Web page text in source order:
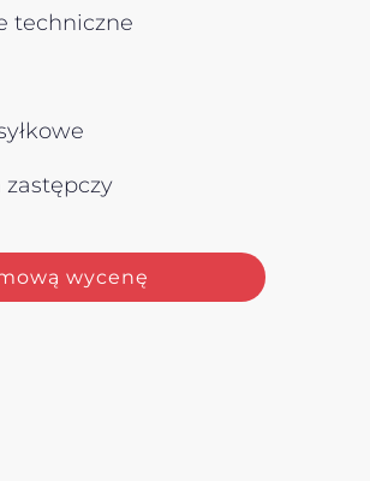
techniczne
wycenę